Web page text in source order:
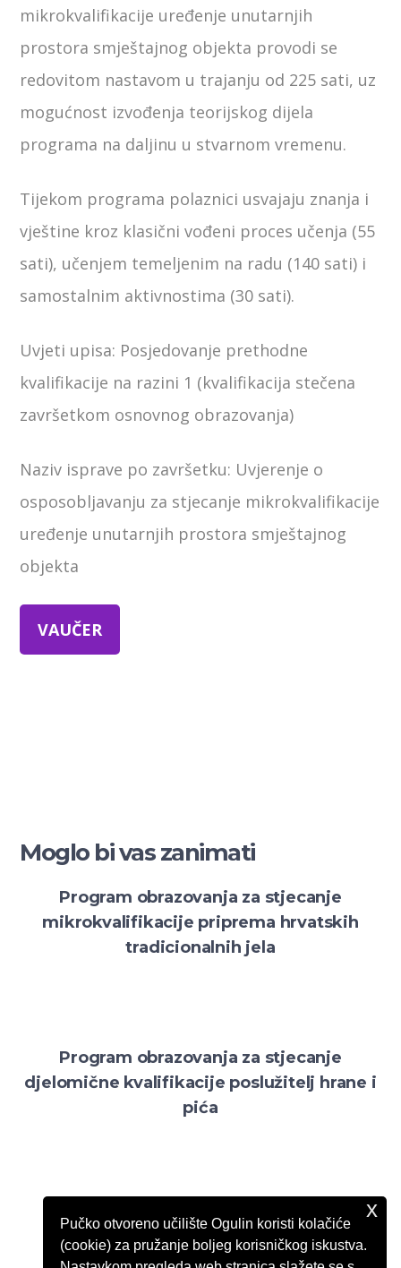
mikrokvalifikacije uređenje unutarnjih
prostora smještajnog objekta provodi se
redovitom nastavom u trajanju od 225 sati, uz
mogućnost izvođenja teorijskog dijela
programa na daljinu u stvarnom vremenu.
Tijekom programa polaznici usvajaju znanja i
vještine kroz klasični vođeni proces učenja (55
sati), učenjem temeljenim na radu (140 sati) i
samostalnim aktivnostima (30 sati).
Uvjeti upisa: Posjedovanje prethodne
kvalifikacije na razini 1 (kvalifikacija stečena
završetkom osnovnog obrazovanja)
Naziv isprave po završetku: Uvjerenje o
osposobljavanju za stjecanje mikrokvalifikacije
uređenje unutarnjih prostora smještajnog
objekta
VAUČER
Moglo bi vas zanimati
Program obrazovanja za stjecanje
mikrokvalifikacije priprema hrvatskih
tradicionalnih jela
Program obrazovanja za stjecanje
djelomične kvalifikacije poslužitelj hrane i
pića
Program obrazovanja za stjecanje
djelomične kvalifikacije priprematelj
Pučko otvoreno učilište Ogulin koristi kolačiće
(cookie) za pružanje boljeg korisničkog iskustva.
x